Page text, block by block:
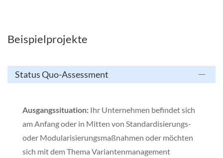
Beispielprojekte
Status Quo-Assessment
Ausgangssituation: Ihr Unternehmen befindet sich
am Anfang oder in Mitten von Standardisierungs-
oder Modularisierungsmaßnahmen oder möchten
sich mit dem Thema Variantenmanagement